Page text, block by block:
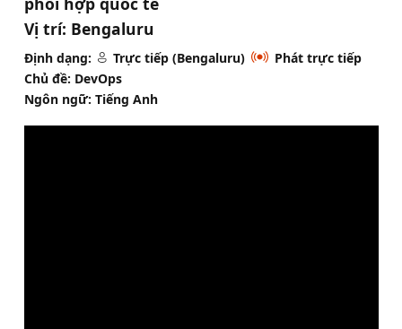
Vị trí: Bengaluru
Định dạng: Trực tiếp (Bengaluru)
Phát trực tiếp
Chủ đề: DevOps
Ngôn ngữ: Tiếng Anh